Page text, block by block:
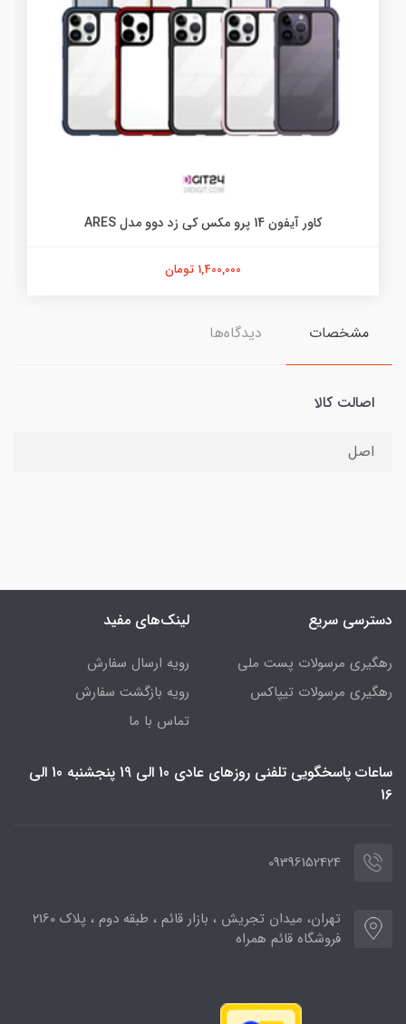
کاور آیفون 14 پرو مکس کی زد دوو مدل ARES
1,400,000 تومان
مشخصات دیدگاه‌ها
اصالت کالا
اصل
دسترسی سریع
رهگیری مرسولات پست ملی
رهگیری مرسولات تیپاکس
لینک‌های مفید
رویه ارسال سفارش
رویه بازگشت سفارش
تماس با ما
ساعات پاسخگویی تلفنی روزهای عادی 10 الی 19 پنجشنبه 10 الی
16
09396152424
تهران، میدان تجریش ، بازار قائم ، طبقه دوم ، پلاک 2160
فروشگاه قائم همراه